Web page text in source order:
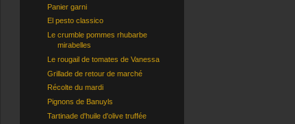
Panier garni
El pesto classico
Le crumble pommes rhubarbe
mirabelles
Le rougail de tomates de Vanessa
Grillade de retour de marché
Récolte du mardi
Pignons de Banuyls
Tartinade d'huile d'olive truffée